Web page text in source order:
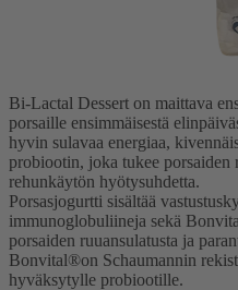
Bi-Lactal Dessert on maittava
porsaille ensimmäisestä
hyvin sulavaa energiaa,
probiootin, joka tukee porsaiden
rehunkäytön hyötysuhdetta.
Porsasjogurtti sisältää
immunoglobuliineja sekä
porsaiden ruuansulatusta ja
Bonvital®on Schaumannin
hyväksytylle probiootille.